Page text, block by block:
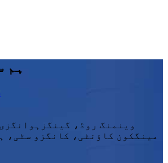
ہم
وینمنگ روڈ،
مینگکون کاؤنٹی، کانگزو سٹی،